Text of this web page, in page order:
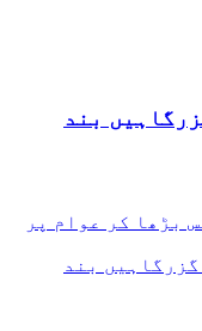
بند
بڑھا کر عوام پر
بند